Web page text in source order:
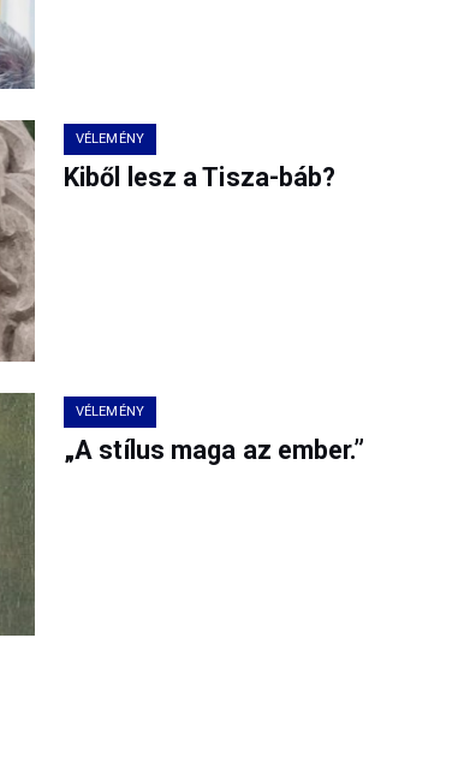
VÉLEMÉNY
Kiből lesz a Tisza-báb?
VÉLEMÉNY
„A stílus maga az ember.”